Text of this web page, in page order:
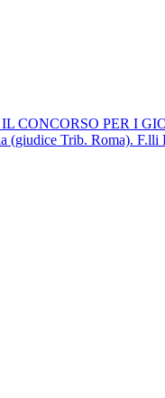
CONCORSO PER I
Trib. Roma). F.lli